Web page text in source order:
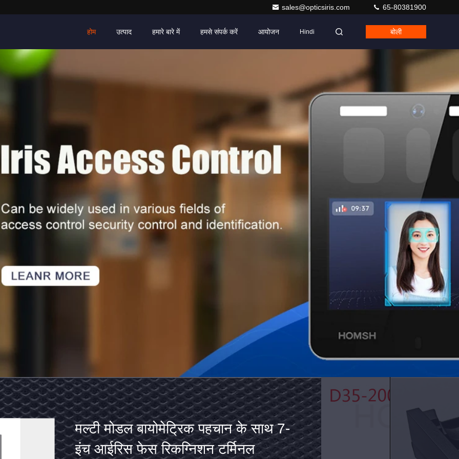
sales@opticsiris.com 65-80381900
होम उत्पाद हमारे बारे में हमसे संपर्क करें आयोजन Hindi बोली
मल्टी
मोडल
आईरिस
फेस